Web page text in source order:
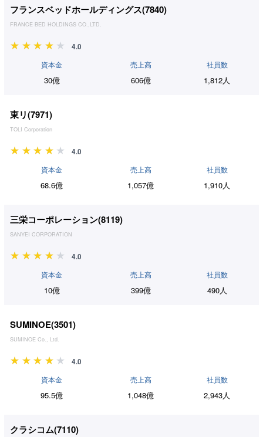
フランスベッドホールディングス(7840)
FRANCE BED HOLDINGS CO.,LTD.
4.0
資本金
30億
売上高
606億
社員数
1,812人
東リ(7971)
TOLI Corporation
4.0
資本金
68.6億
売上高
1,057億
社員数
1,910人
三栄コーポレーション(8119)
SANYEI CORPORATION
4.0
資本金
10億
売上高
399億
社員数
490人
SUMINOE(3501)
SUMINOE Co., Ltd.
4.0
資本金
95.5億
売上高
1,048億
社員数
2,943人
クラシコム(7110)